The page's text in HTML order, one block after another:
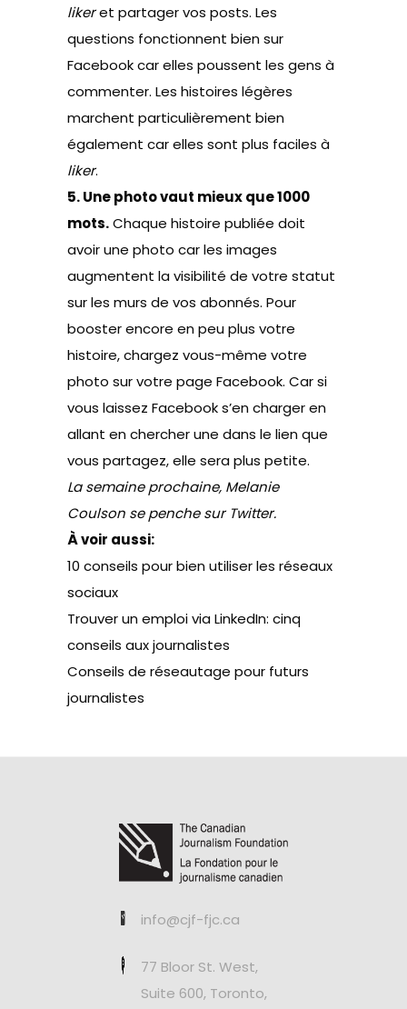
likeret partager vos posts. Les
questions fonctionnent bien sur
Facebook car elles poussent les gens à
commenter. Les histoires légères
marchent particulièrement bien
également car elles sont plus faciles à
liker.
5. Une photo vaut mieux que 1000
mots.Chaque histoire publiée doit
avoir une photo car les images
augmentent la visibilité de votre statut
sur les murs de vos abonnés. Pour
booster encore en peu plus votre
histoire, chargez vous-même votre
photo sur votre page Facebook. Car si
vous laissez Facebook s’en charger en
allant en chercher une dans le lien que
vous partagez, elle sera plus petite.
La semaine prochaine, Melanie
Coulson se penche sur Twitter.
À voir aussi:
10 conseils pour bien utiliser les réseaux
sociaux
Trouver un emploi via LinkedIn: cinq
conseils aux journalistes
Conseils de réseautage pour futurs
journalistes
info@cjf-fjc.ca
77 Bloor St. West,
Suite 600, Toronto,